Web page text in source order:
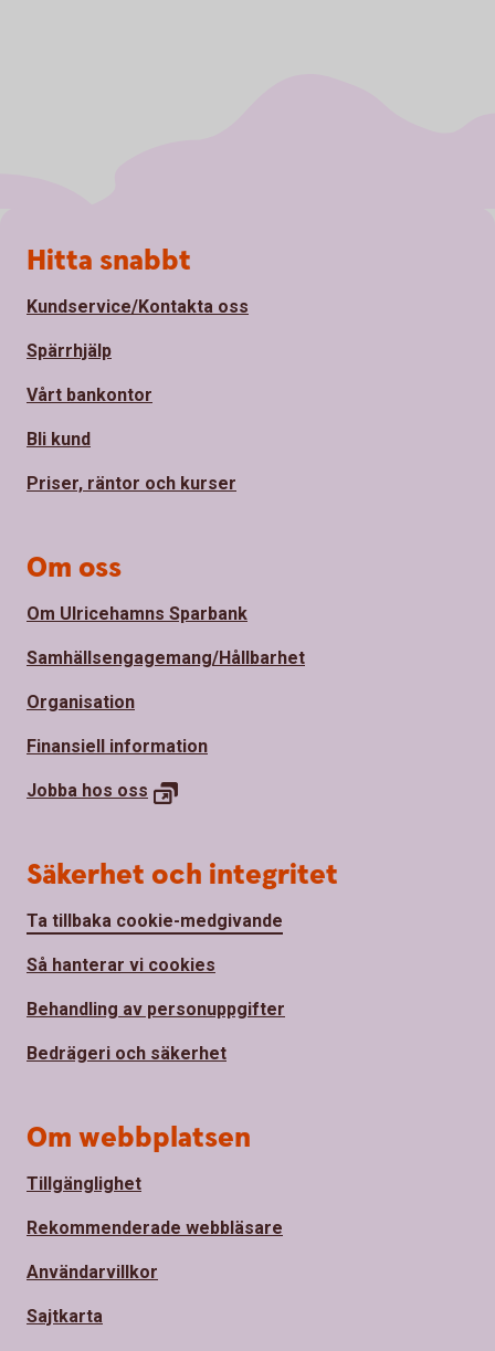
Sidfot
Hitta snabbt
Kundservice/Kontakta oss
Spärrhjälp
Vårt bankontor
Bli kund
Priser, räntor och kurser
Om oss
Om Ulricehamns Sparbank
Samhällsengagemang/Hållbarhet
Organisation
Finansiell information
Jobba hos oss
Säkerhet och integritet
Ta tillbaka cookie-medgivande
Så hanterar vi cookies
Behandling av personuppgifter
Bedrägeri och säkerhet
Om webbplatsen
Tillgänglighet
Rekommenderade webbläsare
Användarvillkor
Sajtkarta